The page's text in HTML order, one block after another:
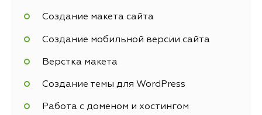
Создание макета сайта
Создание мобильной версии сайта
Верстка макета
Создание темы для WordPress
Работа с доменом и хостингом